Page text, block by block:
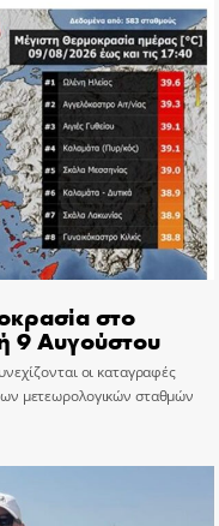
στο
9 Αυγούστου
οι καταγραφές
μετεωρολογικών σταθμών